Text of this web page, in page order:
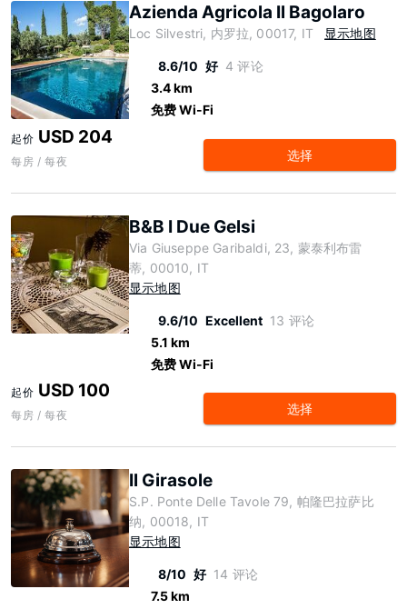
Azienda Agricola Il Bagolaro
Loc Silvestri, 内罗拉, 00017, IT 显示地图
8.6/10 好 4 评论
3.4 km
免费 Wi-Fi
起价 USD 204
每房 / 每夜 选择
B&B I Due Gelsi
Via Giuseppe Garibaldi, 23, 蒙泰利布雷
蒂, 00010, IT
显示地图
9.6/10 Excellent 13 评论
5.1 km
免费 Wi-Fi
起价 USD 100
每房 / 每夜 选择
Il Girasole
S.P. Ponte Delle Tavole 79, 帕隆巴拉萨比
纳, 00018, IT
显示地图
8/10 好 14 评论
7.5 km